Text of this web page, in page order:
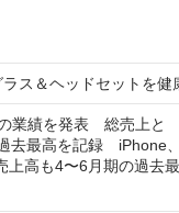
ス＆ヘッドセットを健
業績を発表 総売上と
去最高を記録 iPhone、
上高も4〜6月期の過去最